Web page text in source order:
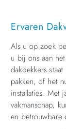
Ervaren
Als u op zoek
u bij ons aan
dakdekkers
pakken, of het
installaties. Met
vakmanschap,
en betrouwbare